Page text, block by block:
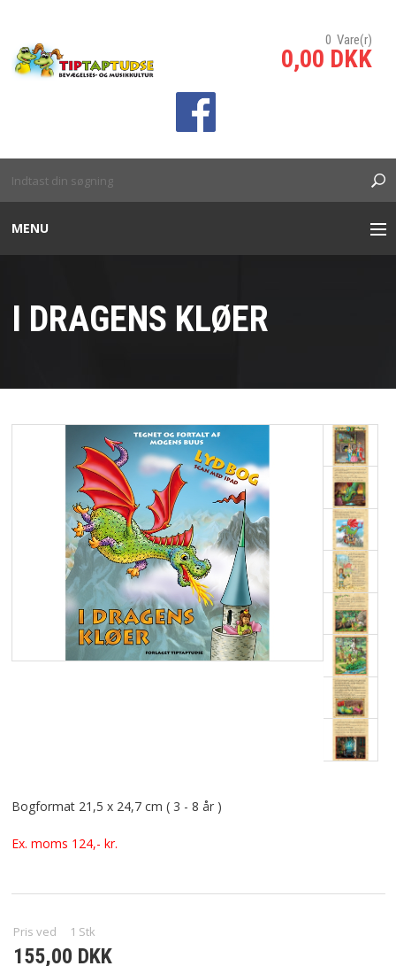
0 Vare(r)
0,00 DKK
MENU
INTERAKTIV VÆG/SKILLEVÆG
GULVBRIKKER
LEGETÆPPER
SPECIALPRODUKTER
PRODUKT INFORMATION
VILKÅR
KONTAKT
PRIVATLIVSPOLITIK
I DRAGENS KLØER
Bogformat 21,5 x 24,7 cm ( 3 - 8 år )
Ex. moms 124,- kr.
Pris ved 1 Stk
155,00 DKK